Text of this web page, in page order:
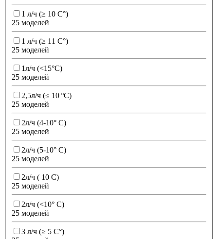
1 л/ч (≥ 10 C°)
25 моделей
1 л/ч (≥ 11 C°)
25 моделей
1л/ч (<15°С)
25 моделей
2,5л/ч (≤ 10 ºС)
25 моделей
2л/ч (4-10° С)
25 моделей
2л/ч (5-10° С)
25 моделей
2л/ч ( 10 С)
25 моделей
2л/ч (<10° С)
25 моделей
3 л/ч (≥ 5 C°)